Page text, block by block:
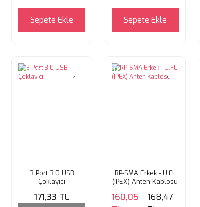
Sepete Ekle Sepete Ekle
Tükendi
3 Port 3.0 USB
Çoklayıcı
171,33 TL
Tükendi
RP-SMA Erkek - U.FL
(IPEX) Anten Kablosu
160,05
168,47